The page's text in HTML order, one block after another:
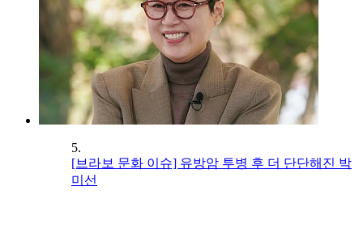
5.
[브라보 문화 이슈] 유방암 투병 후 더 단단해진 박
미선